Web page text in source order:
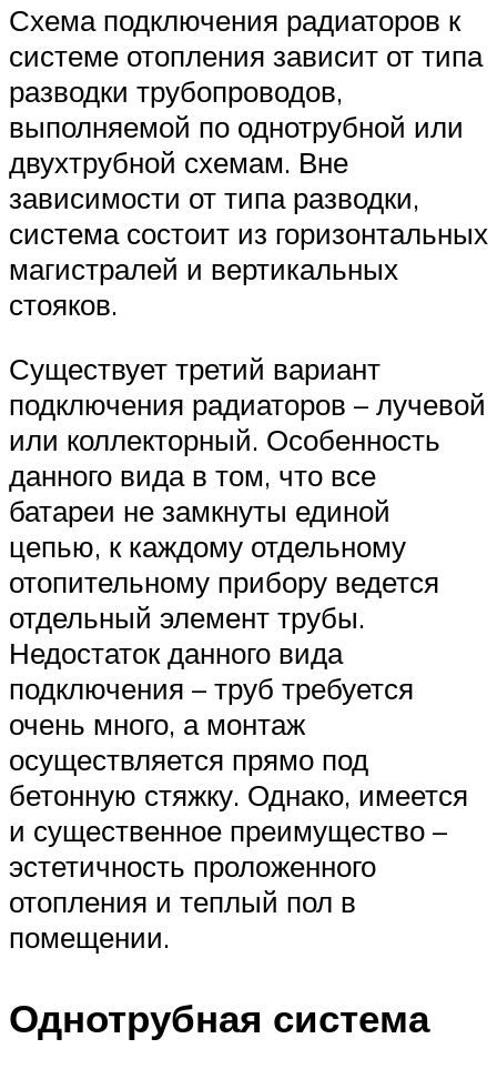
Схема подключения радиаторов к
системе отопления зависит от типа
разводки трубопроводов,
выполняемой по однотрубной или
двухтрубной схемам. Вне
зависимости от типа разводки,
система состоит из горизонтальных
магистралей и вертикальных
стояков.
Существует третий вариант
подключения радиаторов – лучевой
или коллекторный. Особенность
данного вида в том, что все
батареи не замкнуты единой
цепью, к каждому отдельному
отопительному прибору ведется
отдельный элемент трубы.
Недостаток данного вида
подключения – труб требуется
очень много, а монтаж
осуществляется прямо под
бетонную стяжку. Однако, имеется
и существенное преимущество –
эстетичность проложенного
отопления и теплый пол в
помещении.
Однотрубная система